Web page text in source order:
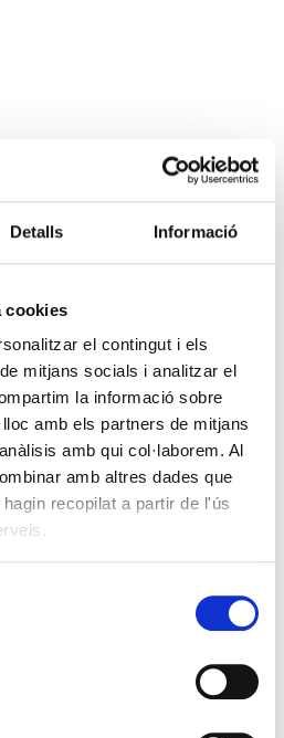
Detalls Informació
cookies
el contingut i els
mitjans socials i analitzar el
la informació sobre
amb els partners de mitjans
amb qui col·laborem. Al
amb altres dades que
recopilat a partir de l'ús